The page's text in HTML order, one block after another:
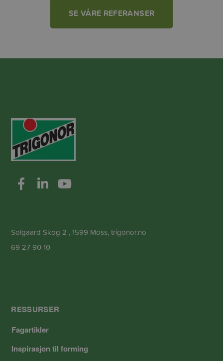
SE VÅRE REFERANSER
Solgaard Skog 2 , 1599 Moss, trigonor.no
69 27 90 10
RESSURSER
Fagartikler
Inspirasjon til forming